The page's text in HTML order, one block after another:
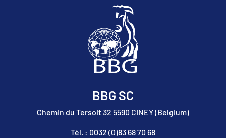
BBG SC
Chemin du Tersoit 32 5590 CINEY (Belgium)
Tél. : 0032 (0)83 68 70 68